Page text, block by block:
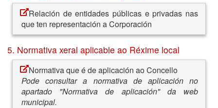
Relación de entidades públicas e privadas nas
que ten representación a Corporación
5. Normativa xeral aplicable ao Réxime local
Normativa que é de aplicación ao Concello
Pode consultar a normativa de aplicación no
apartado "Normativa de aplicación" da web
municipal.